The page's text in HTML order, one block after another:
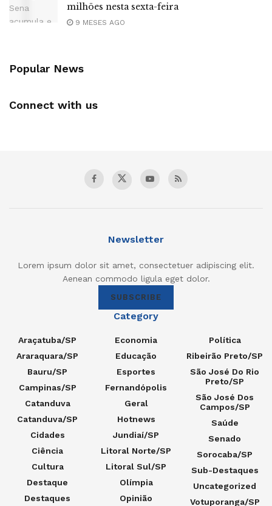
milhões nesta sexta-feira
9 MESES AGO
Popular News
Connect with us
Newsletter
Lorem ipsum dolor sit amet, consectetuer adipiscing elit.
Aenean commodo ligula eget dolor.
SUBSCRIBE
Category
Araçatuba/SP
Araraquara/SP
Bauru/SP
Campinas/SP
Catanduva
Catanduva/SP
Cidades
Ciência
Cultura
Destaque
Destaques
Economia
Educação
Esportes
Fernandópolis
Geral
Hotnews
Jundiaí/SP
Litoral Norte/SP
Litoral Sul/SP
Olímpia
Opinião
Política
Ribeirão Preto/SP
São José Do Rio
Preto/SP
São José Dos
Campos/SP
Saúde
Senado
Sorocaba/SP
Sub-Destaques
Uncategorized
Votuporanga/SP